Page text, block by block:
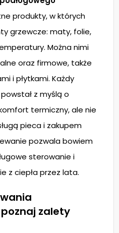
produkty, w których
grzewcze: maty, folie,
Można nimi
oraz firmowe, także
i płytkami. Każdy
z myślą o
termiczny, ale nie
pieca i zakupem
pozwala bowiem
sterowanie i
z ciepła przez lata.
zalety